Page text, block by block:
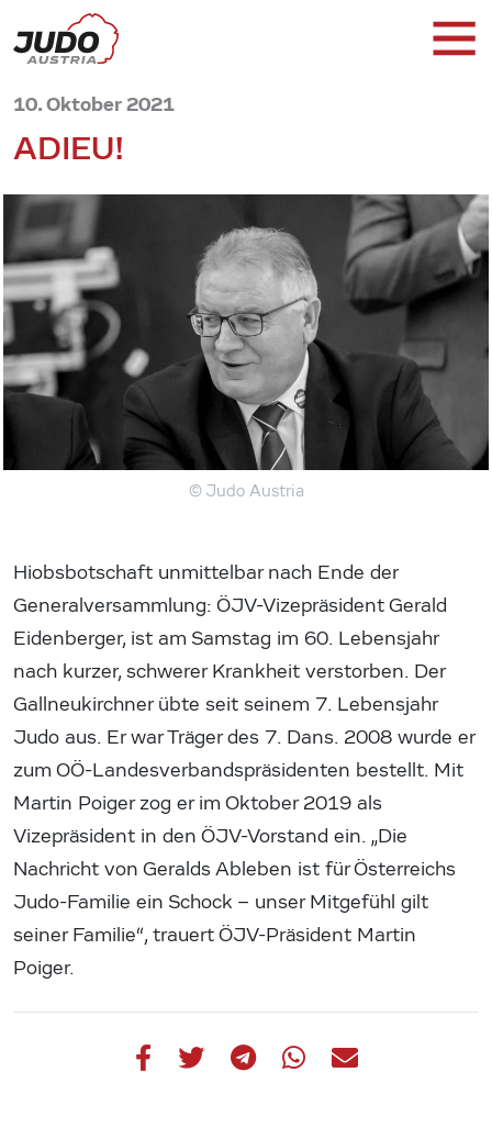
10. Oktober 2021
ADIEU!
© Judo Austria
Hiobsbotschaft unmittelbar nach Ende der
Generalversammlung: ÖJV-Vizepräsident Gerald
Eidenberger, ist am Samstag im 60. Lebensjahr
nach kurzer, schwerer Krankheit verstorben. Der
Gallneukirchner übte seit seinem 7. Lebensjahr
Judo aus. Er war Träger des 7. Dans. 2008 wurde er
zum OÖ-Landesverbandspräsidenten bestellt. Mit
Martin Poiger zog er im Oktober 2019 als
Vizepräsident in den ÖJV-Vorstand ein. „Die
Nachricht von Geralds Ableben ist für Österreichs
Judo-Familie ein Schock – unser Mitgefühl gilt
seiner Familie“, trauert ÖJV-Präsident Martin
Poiger.